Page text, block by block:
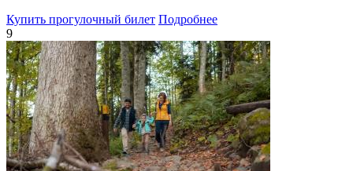
Купить прогулочный билет Подробнее
9